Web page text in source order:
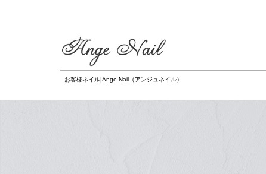
お客様ネイル|Ange Nail（アンジュネイル）